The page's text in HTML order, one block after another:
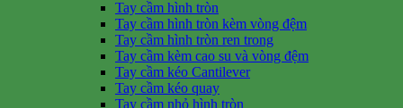
Tay cầm hình tròn
Tay cầm hình tròn kèm vòng đệm
Tay cầm hình tròn ren trong
Tay cầm kèm cao su và vòng đệm
Tay cầm kéo Cantilever
Tay cầm kéo quay
Tay cầm nhỏ hình tròn